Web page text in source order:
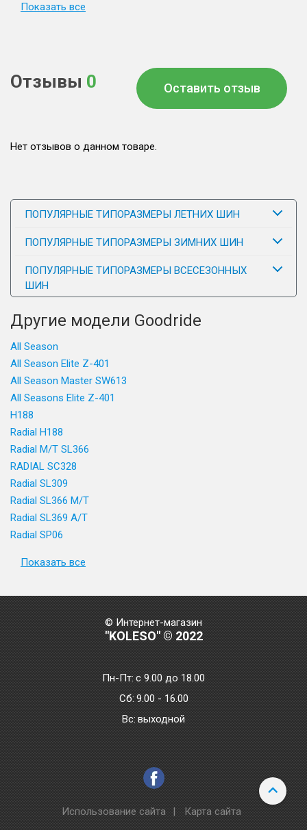
Показать все
Отзывы 0 Оставить отзыв
Нет отзывов о данном товаре.
ПОПУЛЯРНЫЕ ТИПОРАЗМЕРЫ ЛЕТНИХ ШИН
ПОПУЛЯРНЫЕ ТИПОРАЗМЕРЫ ЗИМНИХ ШИН
ПОПУЛЯРНЫЕ ТИПОРАЗМЕРЫ ВСЕСЕЗОННЫХ
ШИН
Другие модели Goodride
All Season
All Season Elite Z-401
All Season Master SW613
All Seasons Elite Z-401
H188
Radial H188
Radial M/T SL366
RADIAL SC328
Radial SL309
Radial SL366 M/T
Radial SL369 A/T
Radial SP06
Показать все
© Интернет-магазин
"KOLESO" © 2022
Пн-Пт:с 9.00 до 18.00
Сб: 9.00 - 16.00
Bc: выходной
Использование сайта | Карта сайта